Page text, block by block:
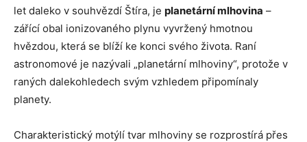
let daleko v souhvězdí Štíra, je planetární mlhovina –
zářící obal ionizovaného plynu vyvržený hmotnou
hvězdou, která se blíží ke konci svého života. Raní
astronomové je nazývali „planetární mlhoviny“, protože v
raných dalekohledech svým vzhledem připomínaly
planety.
Charakteristický motýlí tvar mlhoviny se rozprostírá přes